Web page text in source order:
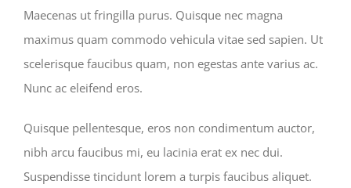
Maecenas ut fringilla purus. Quisque nec magna
maximus quam commodo vehicula vitae sed sapien. Ut
scelerisque faucibus quam, non egestas ante varius ac.
Nunc ac eleifend eros.
Quisque pellentesque, eros non condimentum auctor,
nibh arcu faucibus mi, eu lacinia erat ex nec dui.
Suspendisse tincidunt lorem a turpis faucibus aliquet.